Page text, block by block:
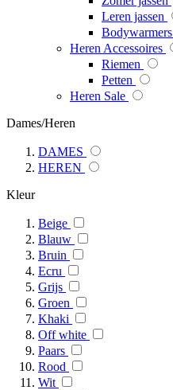
Leren jassen
Bodywarmers
Heren Accessoires
Riemen
Petten
Heren Sale
Dames/Heren
DAMES
HEREN
Kleur
Beige
Blauw
Bruin
Ecru
Grijs
Groen
Khaki
Off white
Paars
Rood
Wit